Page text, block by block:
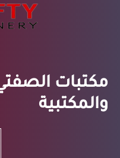
مكتبات الصفتي
والمكتبية